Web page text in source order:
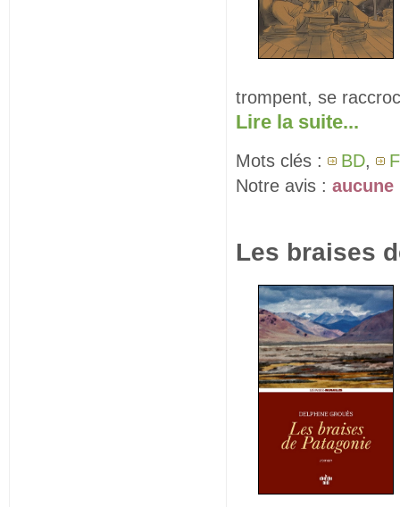
trompent, se
Lire la suite...
Mots clés : BD,
Notre avis : aucune
Les braises